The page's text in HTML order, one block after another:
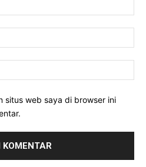
situs web saya di browser ini